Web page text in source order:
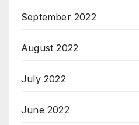
September 2022
August 2022
July 2022
June 2022